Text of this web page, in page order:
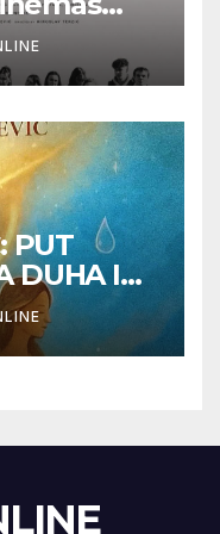
PUT
DUHA I